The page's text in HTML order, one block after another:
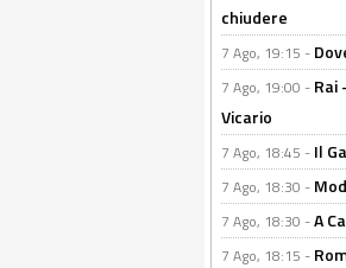
chiudere
7 Ago, 19:15 -
7 Ago, 19:00 - Rai
Vicario
7 Ago, 18:45 - Il
7 Ago, 18:30 -
7 Ago, 18:30 -A
7 Ago, 18:15 -